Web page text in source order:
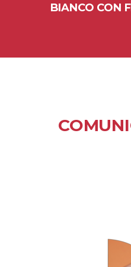
BIANCO CON